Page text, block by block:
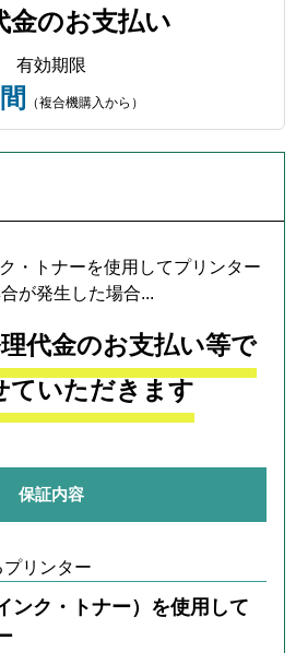
金のお支払い
有効期限
（複合機購入から）
・トナーを使用してプリンター
が発生した場合...
代金のお支払い等で
ていただきます
保証内容
リンター
ンク・トナー）を使用して